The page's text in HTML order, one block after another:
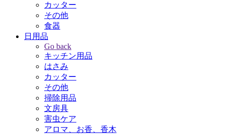
カッター
その他
食器
日用品
Go back
キッチン用品
はさみ
カッター
その他
掃除用品
文房具
害虫ケア
アロマ、お香、香木